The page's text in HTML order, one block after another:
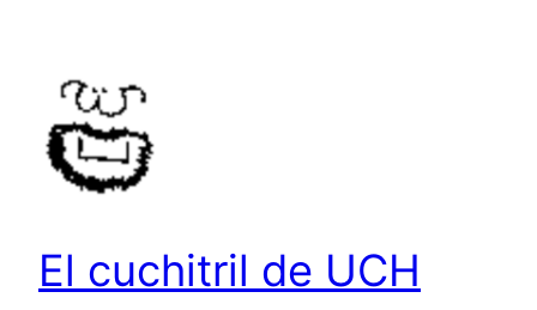
contenido
El cuchitril de UCH